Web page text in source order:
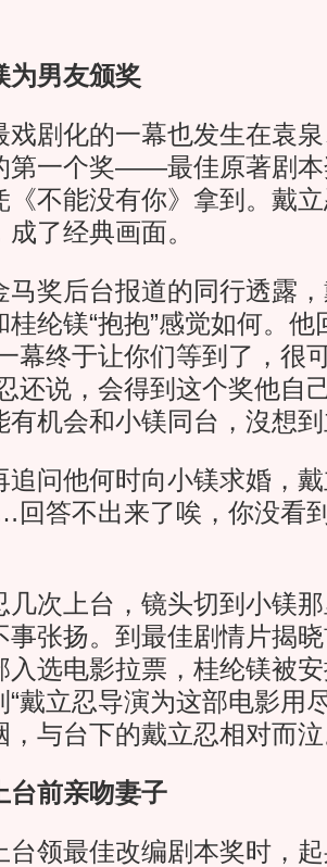
男友颁奖
化的一幕也发生在袁泉
第一个奖——最佳原著剧本
《不能没有你》拿到。戴
了经典画面。
后台报道的同行透露，
纶镁“抱抱”感觉如何。他
幕终于让你们等到了，很
还说，会得到这个奖他自
有机会和小镁同台，沒想
他何时向小镁求婚，戴
答不出来了唉，你没看
上台，镜头切到小镁那
事张扬。到最佳剧情片揭
入选电影拉票，桂纶镁被
“戴立忍导演为这部电影用
，与台下的戴立忍相对而
前亲吻妻子
最佳改编剧本奖时，起